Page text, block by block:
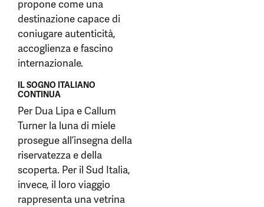
propone come una
destinazione capace di
coniugare autenticità,
accoglienza e fascino
internazionale.
IL SOGNO ITALIANO
CONTINUA
Per Dua Lipa e Callum
Turner la luna di miele
prosegue all’insegna della
riservatezza e della
scoperta. Per il Sud Italia,
invece, il loro viaggio
rappresenta una vetrina